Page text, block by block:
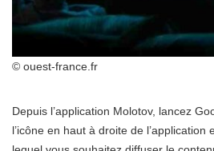
© ouest-france.fr
Depuis l’application Molotov, lancez
l’icône en haut à droite de l’application